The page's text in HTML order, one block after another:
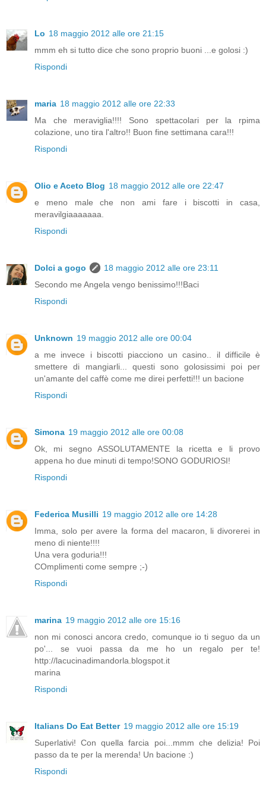
Lo 18 maggio 2012 alle ore 21:15
mmm eh si tutto dice che sono proprio buoni ...e golosi :)
Rispondi
maria 18 maggio 2012 alle ore 22:33
Ma che meraviglia!!!! Sono spettacolari per la rpima
colazione, uno tira l'altro!! Buon fine settimana cara!!!
Rispondi
Olio e Aceto Blog 18 maggio 2012 alle ore 22:47
e meno male che non ami fare i biscotti in casa,
meravilgiaaaaaaa.
Rispondi
Dolci a gogo
18 maggio 2012 alle ore 23:11
Secondo me Angela vengo benissimo!!!Baci
Rispondi
Unknown 19 maggio 2012 alle ore 00:04
a me invece i biscotti piacciono un casino.. il difficile è
smettere di mangiarli... questi sono golosissimi poi per
un'amante del caffè come me direi perfetti!!! un bacione
Rispondi
Simona 19 maggio 2012 alle ore 00:08
Ok, mi segno ASSOLUTAMENTE la ricetta e li provo
appena ho due minuti di tempo!SONO GODURIOSI!
Rispondi
Federica Musilli 19 maggio 2012 alle ore 14:28
Imma, solo per avere la forma del macaron, li divorerei in
meno di niente!!!!
Una vera goduria!!!
COmplimenti come sempre ;-)
Rispondi
marina 19 maggio 2012 alle ore 15:16
non mi conosci ancora credo, comunque io ti seguo da un
po'... se vuoi passa da me ho un regalo per te!
http://lacucinadimandorla.blogspot.it
marina
Rispondi
Italians Do Eat Better 19 maggio 2012 alle ore 15:19
Superlativi! Con quella farcia poi...mmm che delizia! Poi
passo da te per la merenda! Un bacione :)
Rispondi